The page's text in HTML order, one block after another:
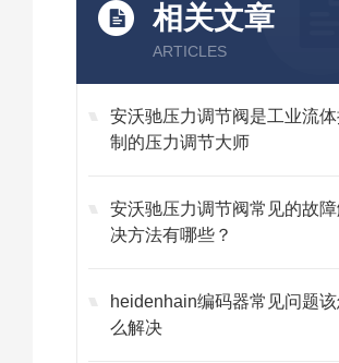
相关文章
ARTICLES
安沃驰压力调节阀是工业流
制的压力调节大师
安沃驰压力调节阀常见的故
决方法有哪些？
heidenhain编码器常见问题该
么解决